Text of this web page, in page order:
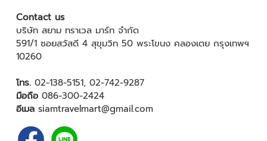
Contact us
บริษัท สยาม ทราเวล มาร์ท จำกัด
591/1 ซอยสวัสดี 4 สุขุมวิท 50 พระโขนง คลองเตย กรุงเทพฯ
10260
โทร. 02-138-5151, 02-742-9287
มือถือ 086-300-2424
อีเมล siamtravelmart@gmail.com